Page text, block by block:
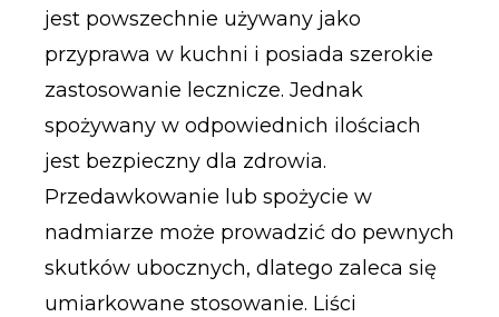
jest powszechnie używany jako
przyprawa w kuchni i posiada szerokie
zastosowanie lecznicze. Jednak
spożywany w odpowiednich ilościach
jest bezpieczny dla zdrowia.
Przedawkowanie lub spożycie w
nadmiarze może prowadzić do pewnych
skutków ubocznych, dlatego zaleca się
umiarkowane stosowanie. Liści